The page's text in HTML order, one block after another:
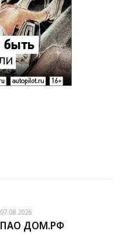
07.08.2026
ПАО ДОМ.РФ